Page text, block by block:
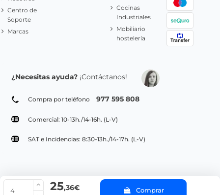
25,36€ Comprar
Centro de
Soporte
Marcas
Cocinas
Industriales
Mobiliario
hostelería
¿Necesitas ayuda? ¡Contáctanos!
Compra por teléfono 977 595 808
Comercial: 10-13h./14-16h. (L-V)
SAT e Incidencias: 8:30-13h./14-17h. (L-V)
© Copyright 2022 PepeBar.com |
Aviso legal y
Condiciones generales de compra |
Blog